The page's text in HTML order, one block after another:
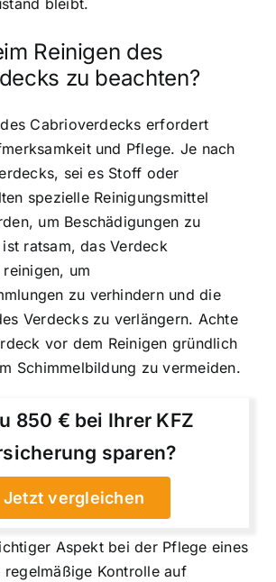
bleibt.
Reinigen des
zu beachten?
Cabrioverdecks erfordert
und Pflege. Je nach
sei es Stoff oder
spezielle Reinigungsmittel
um Beschädigungen zu
ratsam, das Verdeck
um
zu verhindern und die
Verdecks zu verlängern. Achte
vor dem Reinigen gründlich
Schimmelbildung zu vermeiden.
850 € bei Ihrer KFZ
sparen?
Jetzt vergleichen
Aspekt bei der Pflege eines
Kontrolle auf